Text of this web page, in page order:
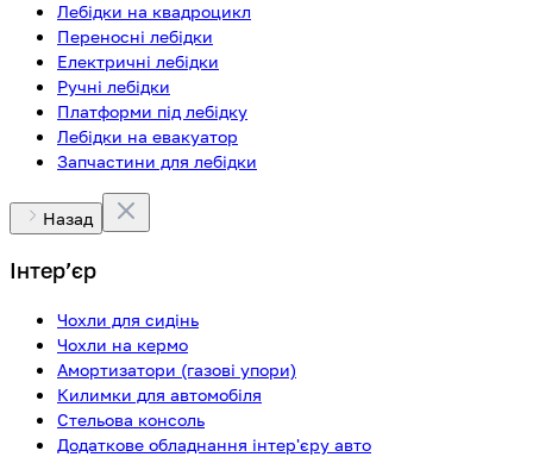
Лебідки на квадроцикл
Переносні лебідки
Електричні лебідки
Ручні лебідки
Платформи під лебідку
Лебідки на евакуатор
Запчастини для лебідки
Назад
Інтерʼєр
Чохли для сидінь
Чохли на кермо
Амортизатори (газові упори)
Килимки для автомобіля
Стельова консоль
Додаткове обладнання інтер'єру авто